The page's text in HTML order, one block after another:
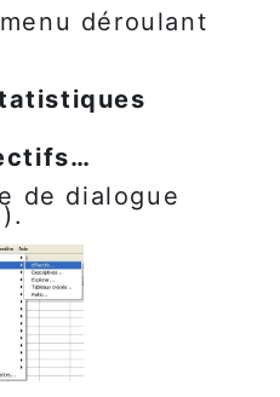
déroulant
de dialogue